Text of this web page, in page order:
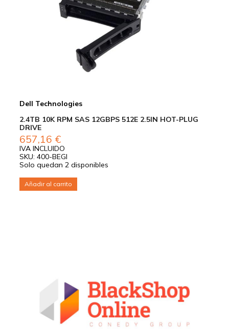
Dell Technologies
2.4TB 10K RPM SAS 12GBPS 512E 2.5IN HOT-PLUG
DRIVE
657,16 €
IVA INCLUIDO
SKU: 400-BEGI
Solo quedan 2 disponibles
Añadir al carrito